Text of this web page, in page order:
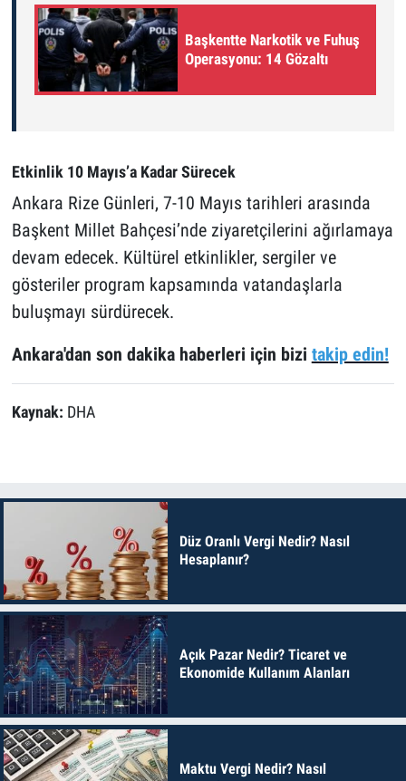
Başkentte Narkotik ve Fuhuş
Operasyonu: 14 Gözaltı
Etkinlik 10 Mayıs’a Kadar Sürecek
Ankara Rize Günleri, 7-10 Mayıs tarihleri arasında
Başkent Millet Bahçesi’nde ziyaretçilerini ağırlamaya
devam edecek. Kültürel etkinlikler, sergiler ve
gösteriler program kapsamında vatandaşlarla
buluşmayı sürdürecek.
Ankara'dan son dakika haberleri için bizi takip edin!
Kaynak: DHA
Düz Oranlı Vergi Nedir? Nasıl
Hesaplanır?
Açık Pazar Nedir? Ticaret ve
Ekonomide Kullanım Alanları
Maktu Vergi Nedir? Nasıl